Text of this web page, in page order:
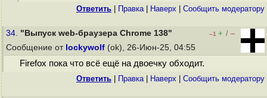
Ответить Правка| Наверх Cообщить модератору
34. "Выпуск web-браузера Chrome 138" –1 + / –
Сообщение от lockywolf (ok), 26-Июн-25, 04:55
Firefox пока что всё ещё на двоечку обходит.
Ответить Правка| Наверх Cообщить модератору